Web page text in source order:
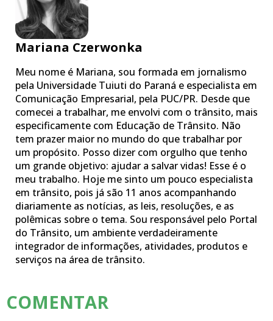
Mariana Czerwonka
Meu nome é Mariana, sou formada em jornalismo
pela Universidade Tuiuti do Paraná e especialista em
Comunicação Empresarial, pela PUC/PR. Desde que
comecei a trabalhar, me envolvi com o trânsito, mais
especificamente com Educação de Trânsito. Não
tem prazer maior no mundo do que trabalhar por
um propósito. Posso dizer com orgulho que tenho
um grande objetivo: ajudar a salvar vidas! Esse é o
meu trabalho. Hoje me sinto um pouco especialista
em trânsito, pois já são 11 anos acompanhando
diariamente as notícias, as leis, resoluções, e as
polêmicas sobre o tema. Sou responsável pelo Portal
do Trânsito, um ambiente verdadeiramente
integrador de informações, atividades, produtos e
serviços na área de trânsito.
COMENTAR